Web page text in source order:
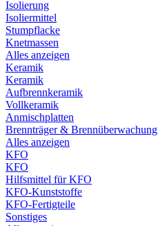
Isolierung
Isoliermittel
Stumpflacke
Knetmassen
Alles anzeigen
Keramik
Keramik
Aufbrennkeramik
Vollkeramik
Anmischplatten
Brennträger & Brennüberwachung
Alles anzeigen
KFO
KFO
Hilfsmittel für KFO
KFO-Kunststoffe
KFO-Fertigteile
Sonstiges